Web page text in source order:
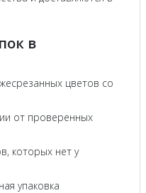
в
цветов со
от проверенных
которых нет у
упаковка